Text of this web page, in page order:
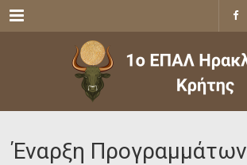
Menu
Έναρξη Προγραμμάτων